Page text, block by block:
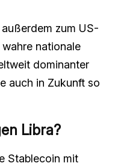
zum US-
nationale
dominanter
auch in Zukunft so
Libra?
Stablecoin mit